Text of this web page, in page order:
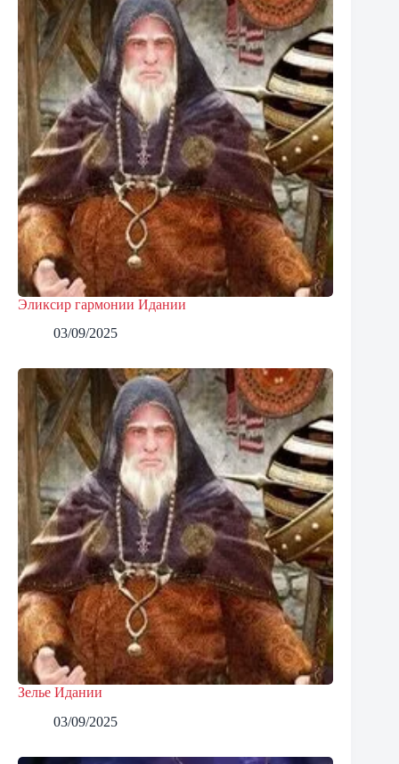
Эликсир гармонии Идании
03/09/2025
Зелье Идании
03/09/2025